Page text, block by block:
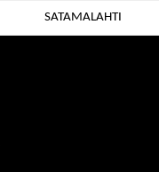
SATAMALAHTI